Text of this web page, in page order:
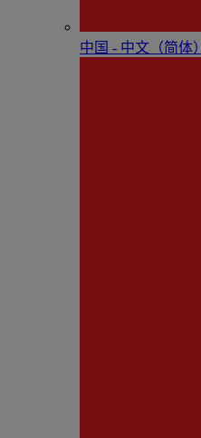
中国 - 中⽂（简体）